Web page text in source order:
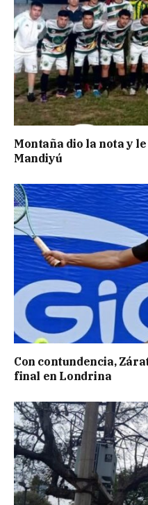
Montaña dio la nota y
Mandiyú
Con contundencia,
final en Londrina